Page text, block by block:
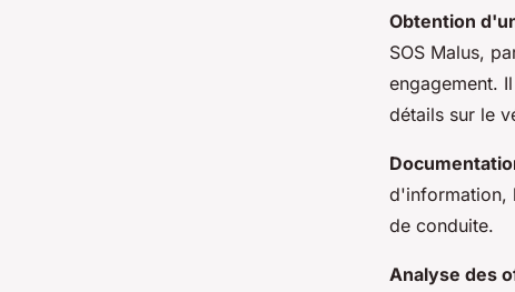
Obtention
SOS Malus,
engagement.
détails sur le
d'information,
de conduite.
Analyse des